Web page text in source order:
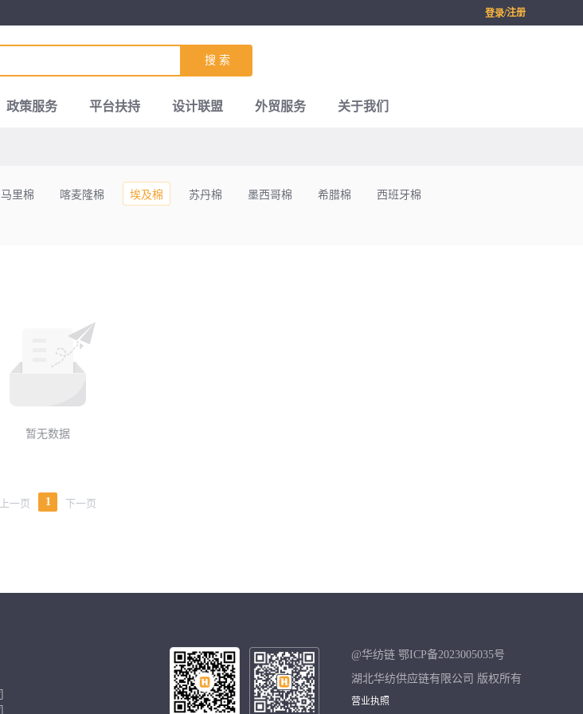
登录/注册
搜 索
政策服务 平台扶持 设计联盟 外贸服务 关于我们
马里棉 喀麦隆棉 埃及棉 苏丹棉 墨西哥棉 希腊棉
西班牙棉
暂无数据
上一页 1 下一页
@华纺链 鄂ICP备2023005035号
湖北华纺供应链有限公司 版权所有
营业执照